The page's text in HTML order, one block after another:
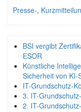
Presse-,
BSI vergibt
ESOR
Künstliche
Sicherheit von KI-
IT-Grundschutz-
3. IT-
2. IT-